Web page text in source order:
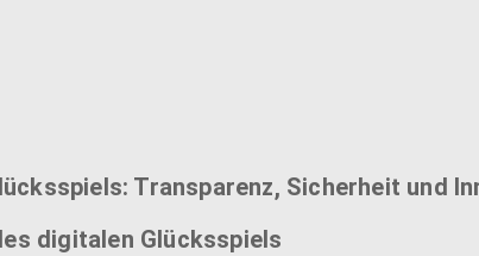
Transparenz, Sicherheit und
digitalen Glücksspiels